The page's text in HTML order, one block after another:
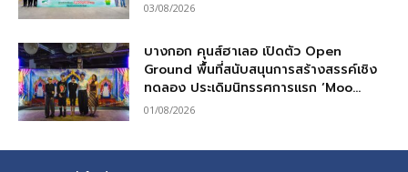
03/08/2026
บางกอก คุนส์ฮาเลอ เปิดตัว Open
Ground พื้นที่สนับสนุนการสร้างสรรค์เชิง
ทดลอง ประเดิมนิทรรศการแรก ‘Moo...
01/08/2026